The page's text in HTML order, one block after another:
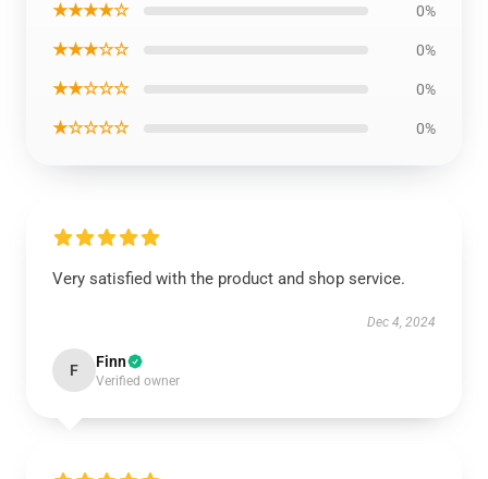
★★★★☆ 0%
★★★☆☆ 0%
★★☆☆☆ 0%
★☆☆☆☆ 0%
Very satisfied with the product and shop service.
Dec 4, 2024
F Finn
Verified owner